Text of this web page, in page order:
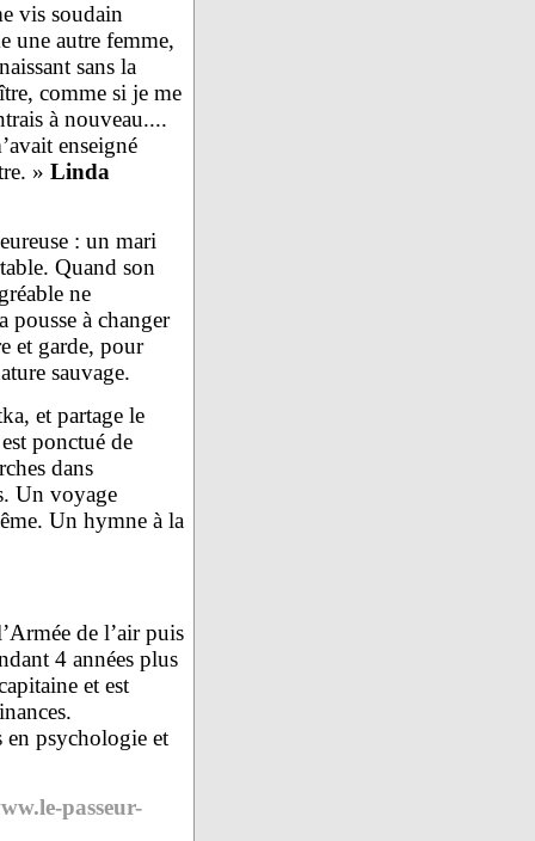
vis soudain
une autre femme,
sans la
comme si je me
à nouveau....
enseigné
» Linda
: un mari
Quand son
ne
pousse à changer
et garde, pour
sauvage.
et partage le
ponctué de
dans
Un voyage
Un hymne à la
de l’air puis
4 années plus
et est
en psychologie et
passeur-